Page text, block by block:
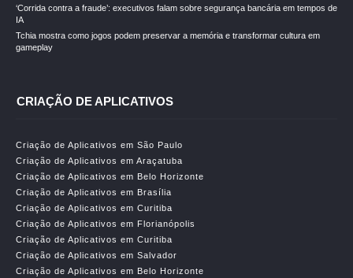
‘Corrida contra a fraude’: executivos falam sobre segurança bancária em tempos de
IA
Tchia mostra como jogos podem preservar a memória e transformar cultura em
gameplay
CRIAÇÃO DE APLICATIVOS
Criação de Aplicativos em São Paulo
Criação de Aplicativos em Araçatuba
Criação de Aplicativos em Belo Horizonte
Criação de Aplicativos em Brasília
Criação de Aplicativos em Curitiba
Criação de Aplicativos em Florianópolis
Criação de Aplicativos em Curitiba
Criação de Aplicativos em Salvador
Criação de Aplicativos em Belo Horizonte